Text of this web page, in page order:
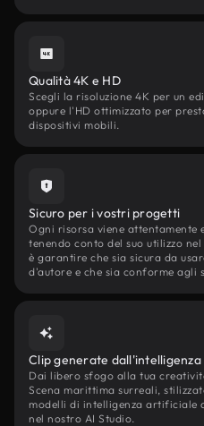
Qualità 4K e HD
Scegli la risoluzione 4K per un
oppure l'HD ottimizzato per
dispositivi mobili.
Sicuro per i vostri progetti
Ogni risorsa viene attentamente
tenendo conto del suo utilizzo
è garantire che sia sicura da
d'autore e che sia conforme agli
Clip generate
Dai libero sfogo alla tua
Scena marittima surreali,
modelli di intelligenza artificiale
nel nostro AI Studio.